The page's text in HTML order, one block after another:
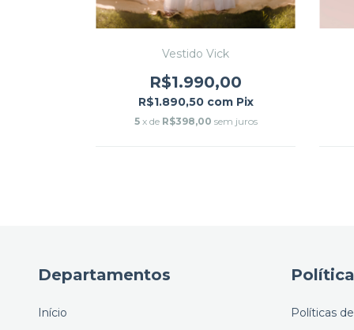
Vestido Vick
R$1.990,00
R$1.890,50 com Pix
5 x de R$398,00 sem juros
Departamentos
Início Políticas